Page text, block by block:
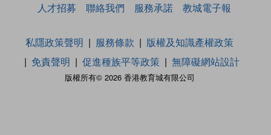
人才招募
聯絡我們 服務承諾 教城電子報
版權所有© 2026 香港教育城有限公司
私隱政策聲明 服務條款
版權及知識產權政策
免責聲明
促進種族平等政策 無障礙網站設計